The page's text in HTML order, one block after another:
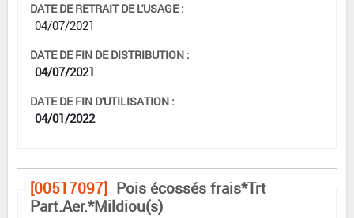
DATE DE RETRAIT DE L'USAGE :
04/07/2021
DATE DE FIN DE DISTRIBUTION :
04/07/2021
DATE DE FIN D'UTILISATION :
04/01/2022
[00517097] Pois écossés frais*Trt
Part.Aer.*Mildiou(s)